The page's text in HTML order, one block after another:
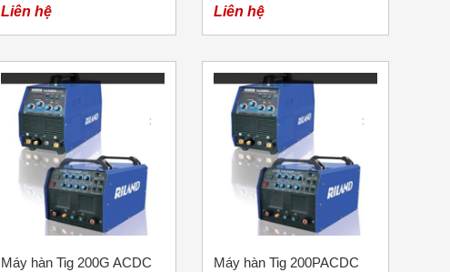
Liên hệ
Liên hệ
Máy hàn Tig 200G ACDC
Máy hàn Tig 200PACDC